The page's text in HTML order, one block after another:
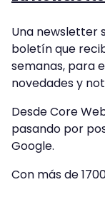
Una newsletter
boletín que
semanas, para
novedades y
Desde Core
pasando por
Google.
Con más de